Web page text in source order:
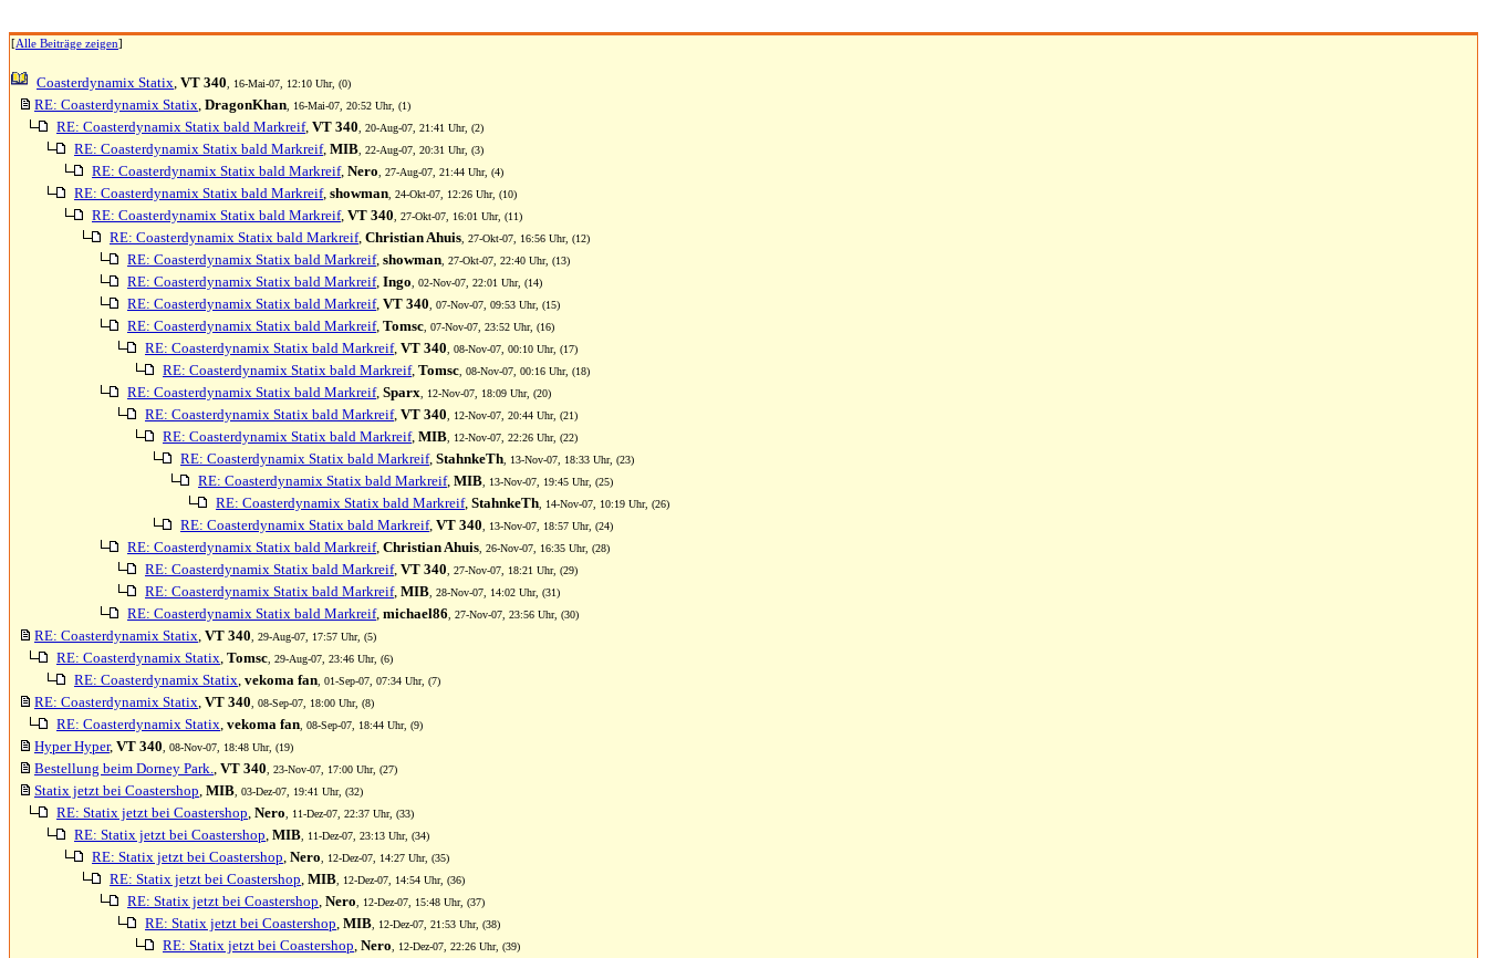
[Alle Beiträge zeigen]
Coasterdynamix Statix, VT 340 , 16-Mai-07, 12:10 Uhr, (0)
RE: Coasterdynamix Statix, DragonKhan , 16-Mai-07, 20:52 Uhr, (1)
RE: Coasterdynamix Statix bald Markreif, VT 340 , 20-Aug-07, 21:41 Uhr, (2)
RE: Coasterdynamix Statix bald Markreif, MIB , 22-Aug-07, 20:31 Uhr, (3)
RE: Coasterdynamix Statix bald Markreif, Nero , 27-Aug-07, 21:44 Uhr, (4)
RE: Coasterdynamix Statix bald Markreif, showman , 24-Okt-07, 12:26 Uhr, (10)
RE: Coasterdynamix Statix bald Markreif, VT 340 , 27-Okt-07, 16:01 Uhr, (11)
RE: Coasterdynamix Statix bald Markreif, Christian Ahuis , 27-Okt-07, 16:56 Uhr, (12)
RE: Coasterdynamix Statix bald Markreif, showman , 27-Okt-07, 22:40 Uhr, (13)
RE: Coasterdynamix Statix bald Markreif, Ingo , 02-Nov-07, 22:01 Uhr, (14)
RE: Coasterdynamix Statix bald Markreif, VT 340 , 07-Nov-07, 09:53 Uhr, (15)
RE: Coasterdynamix Statix bald Markreif, Tomsc , 07-Nov-07, 23:52 Uhr, (16)
RE: Coasterdynamix Statix bald Markreif, VT 340 , 08-Nov-07, 00:10 Uhr, (17)
RE: Coasterdynamix Statix bald Markreif, Tomsc , 08-Nov-07, 00:16 Uhr, (18)
RE: Coasterdynamix Statix bald Markreif, Sparx , 12-Nov-07, 18:09 Uhr, (20)
RE: Coasterdynamix Statix bald Markreif, VT 340 , 12-Nov-07, 20:44 Uhr, (21)
RE: Coasterdynamix Statix bald Markreif, MIB , 12-Nov-07, 22:26 Uhr, (22)
RE: Coasterdynamix Statix bald Markreif, StahnkeTh , 13-Nov-07, 18:33 Uhr, (23)
RE: Coasterdynamix Statix bald Markreif, MIB , 13-Nov-07, 19:45 Uhr, (25)
RE: Coasterdynamix Statix bald Markreif, StahnkeTh , 14-Nov-07, 10:19 Uhr, (26)
RE: Coasterdynamix Statix bald Markreif, VT 340 , 13-Nov-07, 18:57 Uhr, (24)
RE: Coasterdynamix Statix bald Markreif, Christian Ahuis , 26-Nov-07, 16:35 Uhr, (28)
RE: Coasterdynamix Statix bald Markreif, VT 340 , 27-Nov-07, 18:21 Uhr, (29)
RE: Coasterdynamix Statix bald Markreif, MIB , 28-Nov-07, 14:02 Uhr, (31)
RE: Coasterdynamix Statix bald Markreif, michael86 , 27-Nov-07, 23:56 Uhr, (30)
RE: Coasterdynamix Statix, VT 340 , 29-Aug-07, 17:57 Uhr, (5)
RE: Coasterdynamix Statix, Tomsc , 29-Aug-07, 23:46 Uhr, (6)
RE: Coasterdynamix Statix, vekoma fan , 01-Sep-07, 07:34 Uhr, (7)
RE: Coasterdynamix Statix, VT 340 , 08-Sep-07, 18:00 Uhr, (8)
RE: Coasterdynamix Statix, vekoma fan , 08-Sep-07, 18:44 Uhr, (9)
Hyper Hyper, VT 340 , 08-Nov-07, 18:48 Uhr, (19)
Bestellung beim Dorney Park., VT 340 , 23-Nov-07, 17:00 Uhr, (27)
Statix jetzt bei Coastershop, MIB , 03-Dez-07, 19:41 Uhr, (32)
RE: Statix jetzt bei Coastershop, Nero , 11-Dez-07, 22:37 Uhr, (33)
RE: Statix jetzt bei Coastershop, MIB , 11-Dez-07, 23:13 Uhr, (34)
RE: Statix jetzt bei Coastershop, Nero , 12-Dez-07, 14:27 Uhr, (35)
RE: Statix jetzt bei Coastershop, MIB , 12-Dez-07, 14:54 Uhr, (36)
RE: Statix jetzt bei Coastershop, Nero , 12-Dez-07, 15:48 Uhr, (37)
RE: Statix jetzt bei Coastershop, MIB , 12-Dez-07, 21:53 Uhr, (38)
RE: Statix jetzt bei Coastershop, Nero , 12-Dez-07, 22:26 Uhr, (39)